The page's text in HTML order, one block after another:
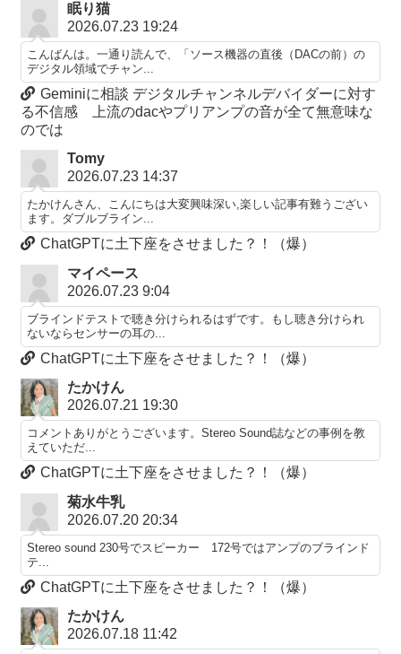
眠り猫
2026.07.23 19:24
こんばんは。一通り読んで、「ソース機器の直後（DACの前）の
デジタル領域でチャン...
Geminiに相談 デジタルチャンネルデバイダーに対す
る不信感 上流のdacやプリアンプの音が全て無意味な
のでは
Tomy
2026.07.23 14:37
たかけんさん、こんにちは大変興味深い,楽しい記事有難うござい
ます。ダブルブライン...
ChatGPTに土下座をさせました？！（爆）
マイペース
2026.07.23 9:04
ブラインドテストで聴き分けられるはずです。もし聴き分けられ
ないならセンサーの耳の...
ChatGPTに土下座をさせました？！（爆）
たかけん
2026.07.21 19:30
コメントありがとうございます。Stereo Sound誌などの事例を教
えていただ...
ChatGPTに土下座をさせました？！（爆）
菊水牛乳
2026.07.20 20:34
Stereo sound 230号でスピーカー 172号ではアンプのブラインド
テ...
ChatGPTに土下座をさせました？！（爆）
たかけん
2026.07.18 11:42